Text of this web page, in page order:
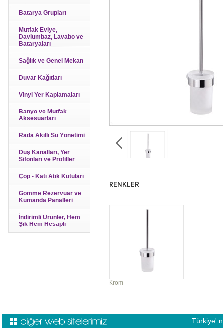
Batarya Grupları
Mutfak Eviye,
Davlumbaz, Lavabo ve
Bataryaları
Sağlık ve Genel Mekan
Duvar Kağıtları
Vinyl Yer Kaplamaları
Banyo ve Mutfak
Aksesuarları
Rada Akıllı Su Yönetimi
Duş Kanalları, Yer
Sifonları ve Profiller
Çöp - Katı Atık Kutuları
Gömme Rezervuar ve
Kumanda Panalleri
İndirimli Ürünler, Hem
Şık Hem Hesaplı
RENKLER
Krom
Türkiye'